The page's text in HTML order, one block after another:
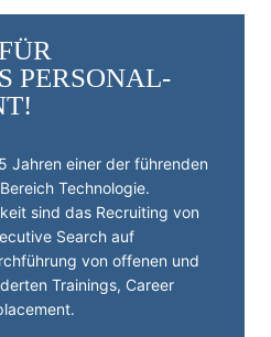
PERSONAL­
Jahren einer der führenden
Technologie.
sind das Recruiting von
Search auf
von offenen und
Trainings, Career